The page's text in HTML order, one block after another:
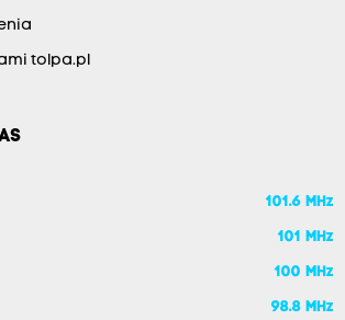
tolpa.pl
101.6 MHz
101 MHz
100 MHz
98.8 MHz